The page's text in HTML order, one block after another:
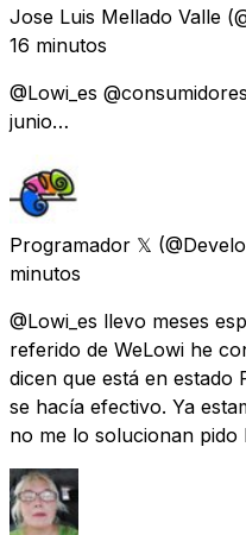
Jose Luis Mellado Valle
16 minutos
@Lowi_es
junio…
Programador 𝕏
minutos
@Lowi_es llevo meses
referido de WeLowi he
dicen que está en estado
se hacía efectivo. Ya
no me lo solucionan